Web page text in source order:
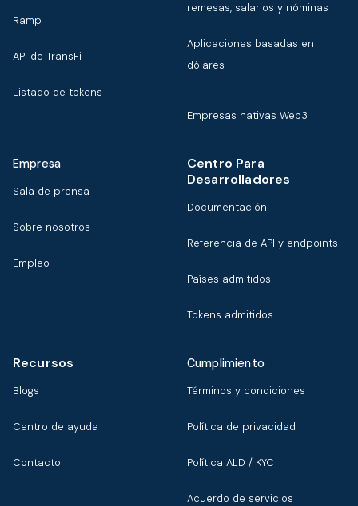
Ramp
API de TransFi
Listado de tokens
remesas, salarios y nóminas
Aplicaciones basadas en
dólares
Empresas nativas Web3
Empresa
Sala de prensa
Sobre nosotros
Empleo
Centro Para
Desarrolladores
Documentación
Referencia de API y endpoints
Países admitidos
Tokens admitidos
Recursos
Blogs
Centro de ayuda
Contacto
Cumplimiento
Términos y condiciones
Política de privacidad
Política ALD / KYC
Acuerdo de servicios